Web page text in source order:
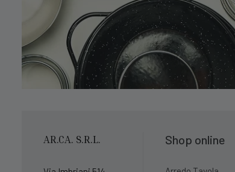
AR.CA. S.R.L. Shop online